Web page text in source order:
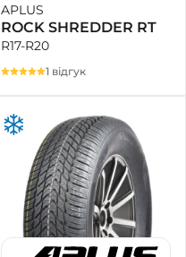
APLUS
ROCK SHREDDER RT
R17-R20
1 відгук